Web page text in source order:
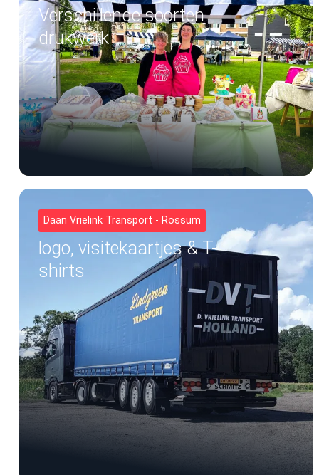
Verschillende soorten
drukwerk
Daan Vrielink Transport - Rossum
logo, visitekaartjes & T-
shirts